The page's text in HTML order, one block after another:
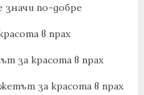
значи по-добре
в прах
за красота в прах
за красота в прах